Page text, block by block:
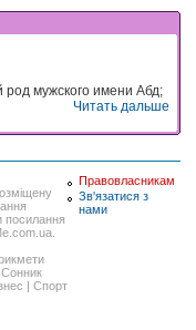
род мужского имени Абд;
Читать дальше
посилання
Сонник
| Спорт
Правовласникам
Зв'язатися з
нами